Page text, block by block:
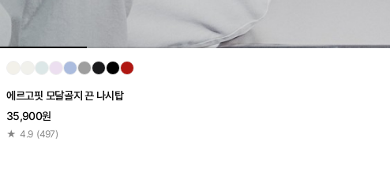
에르고핏 모달골지 끈 나시탑
35,900원
★ 4.9 (497)